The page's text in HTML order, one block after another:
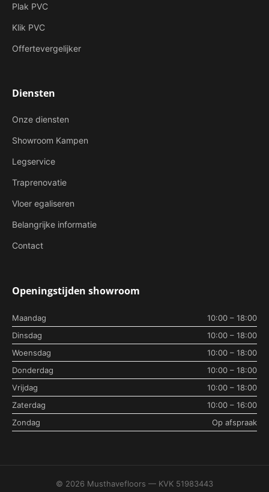
Plak PVC
Klik PVC
Offertevergelijker
Diensten
Onze diensten
Showroom Kampen
Legservice
Traprenovatie
Vloer egaliseren
Belangrijke informatie
Contact
Openingstijden showroom
Maandag
10:00 – 18:00
Dinsdag
10:00 – 18:00
Woensdag
10:00 – 18:00
Donderdag
10:00 – 18:00
Vrijdag
10:00 – 18:00
Zaterdag
10:00 – 16:00
Zondag
Op afspraak
© 2026 Musthavefloors — KVK 51983443